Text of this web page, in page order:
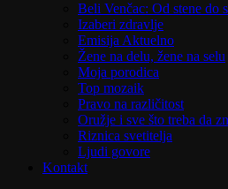
Beli Venčac: Od stene do
Izaberi zdravlje
Emisija Aktuelno
Žene na delu, žene na selu
Moja porodica
Top mozaik
Pravo na različitost
Oružje i sve što treba da
Riznica svetitelja
Ljudi govore
Kontakt